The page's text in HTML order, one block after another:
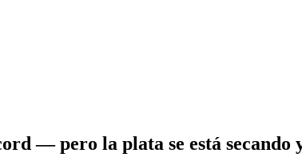
— pero la plata se está secando